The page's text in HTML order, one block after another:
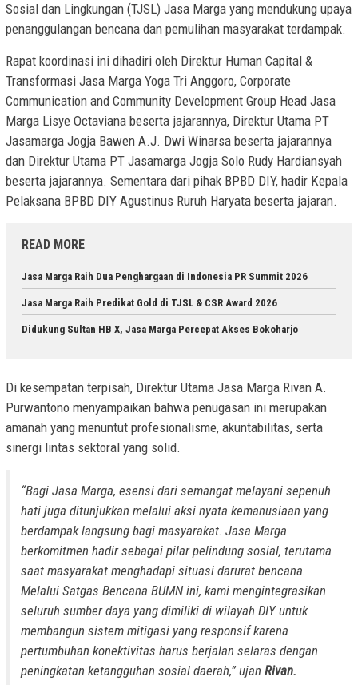
Sosial dan Lingkungan (TJSL) Jasa Marga yang mendukung upaya
penanggulangan bencana dan pemulihan masyarakat terdampak.
Rapat koordinasi ini dihadiri oleh Direktur Human Capital &
Transformasi Jasa Marga Yoga Tri Anggoro, Corporate
Communication and Community Development Group Head Jasa
Marga Lisye Octaviana beserta jajarannya, Direktur Utama PT
Jasamarga Jogja Bawen A.J. Dwi Winarsa beserta jajarannya
dan Direktur Utama PT Jasamarga Jogja Solo Rudy Hardiansyah
beserta jajarannya. Sementara dari pihak BPBD DIY, hadir Kepala
Pelaksana BPBD DIY Agustinus Ruruh Haryata beserta jajaran.
READ MORE
Jasa Marga Raih Dua Penghargaan di Indonesia PR Summit 2026
Jasa Marga Raih Predikat Gold di TJSL & CSR Award 2026
Didukung Sultan HB X, Jasa Marga Percepat Akses Bokoharjo
Di kesempatan terpisah, Direktur Utama Jasa Marga Rivan A.
Purwantono menyampaikan bahwa penugasan ini merupakan
amanah yang menuntut profesionalisme, akuntabilitas, serta
sinergi lintas sektoral yang solid.
“Bagi Jasa Marga, esensi dari semangat melayani sepenuh
hati juga ditunjukkan melalui aksi nyata kemanusiaan yang
berdampak langsung bagi masyarakat. Jasa Marga
berkomitmen hadir sebagai pilar pelindung sosial, terutama
saat masyarakat menghadapi situasi darurat bencana.
Melalui Satgas Bencana BUMN ini, kami mengintegrasikan
seluruh sumber daya yang dimiliki di wilayah DIY untuk
membangun sistem mitigasi yang responsif karena
pertumbuhan konektivitas harus berjalan selaras dengan
peningkatan ketangguhan sosial daerah,” ujan Rivan.